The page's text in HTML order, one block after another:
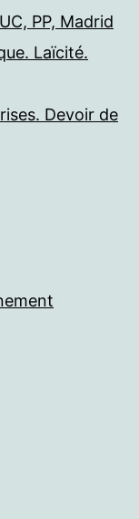
PP, Madrid
Laïcité.
Devoir de